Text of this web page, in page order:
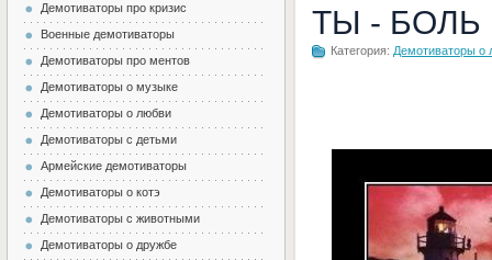
ТЫ - БОЛЬ
Категория: Демотиваторы о
Демотиваторы про кризис
Военные демотиваторы
Демотиваторы про ментов
Демотиваторы о музыке
Демотиваторы о любви
Демотиваторы с детьми
Армейские демотиваторы
Демотиваторы о котэ
Демотиваторы с животными
Демотиваторы о дружбе